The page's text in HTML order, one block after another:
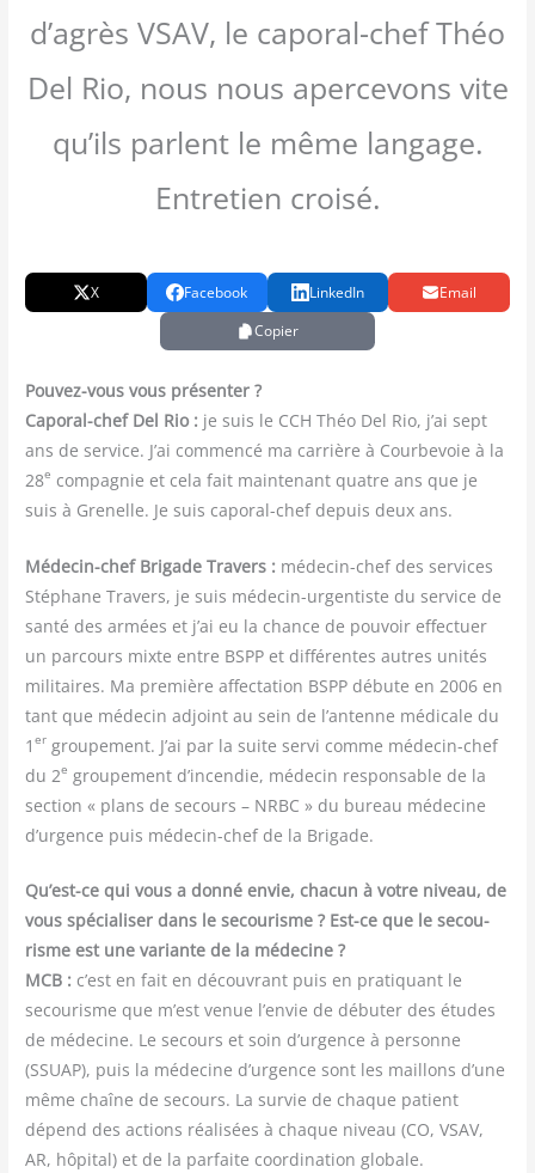
d’agrès VSAV, le caporal-chef Théo
Del Rio, nous nous apercevons vite
qu’ils parlent le même langage.
Entretien croisé.
X Facebook LinkedIn
Email
Copier
Pou­vez-vous vous pré­sen­ter ?
Capo­ral-chef Del Rio : je suis le CCH Théo Del Rio, j’ai sept
ans de ser­vice. J’ai com­men­cé ma car­rière à Cour­be­voie à la
28e com­pa­gnie et cela fait main­te­nant quatre ans que je
suis à Gre­nelle. Je suis capo­ral-chef depuis deux ans.
Méde­cin-chef Bri­gade Tra­vers : méde­cin-chef des ser­vices
Sté­phane Tra­vers, je suis méde­cin-urgen­tiste du ser­vice de
san­té des armées et j’ai eu la chance de pou­voir effec­tuer
un par­cours mixte entre BSPP et dif­fé­rentes autres uni­tés
mili­taires. Ma pre­mière affec­ta­tion BSPP débute en 2006 en
tant que méde­cin adjoint au sein de l’antenne médi­cale du
1er grou­pe­ment. J’ai par la suite ser­vi comme méde­cin-chef
du 2e grou­pe­ment d’incendie, méde­cin res­pon­sable de la
sec­tion « plans de secours – NRBC » du bureau méde­cine
d’urgence puis méde­cin-chef de la Brigade.
Qu’est-ce qui vous a don­né envie, cha­cun à votre niveau, de
vous spé­cia­li­ser dans le secou­risme ? Est-ce que le secou­
risme est une variante de la méde­cine ?
MCB : c’est en fait en décou­vrant puis en pra­ti­quant le
secou­risme que m’est venue l’envie de débu­ter des études
de méde­cine. Le secours et soin d’urgence à per­sonne
(SSUAP), puis la méde­cine d’urgence sont les maillons d’une
même chaîne de secours. La sur­vie de chaque patient
dépend des actions réa­li­sées à chaque niveau (CO, VSAV,
AR, hôpi­tal) et de la par­faite coor­di­na­tion globale.